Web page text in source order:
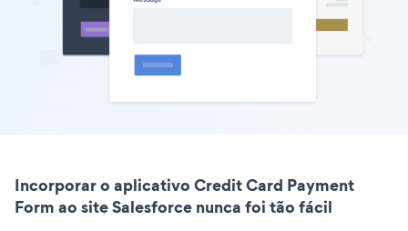
Incorporar o aplicativo Credit Card Payment
Form ao site Salesforce nunca foi tão fácil